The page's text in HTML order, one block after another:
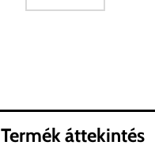
Termék áttekintés